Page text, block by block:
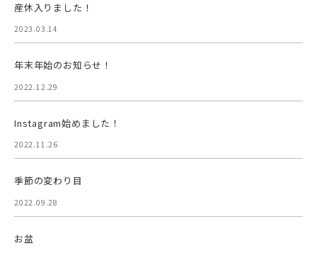
産休入りました！
2023.03.14
年末年始のお知らせ！
2022.12.29
Instagram始めました！
2022.11.26
季節の変わり目
2022.09.28
お盆